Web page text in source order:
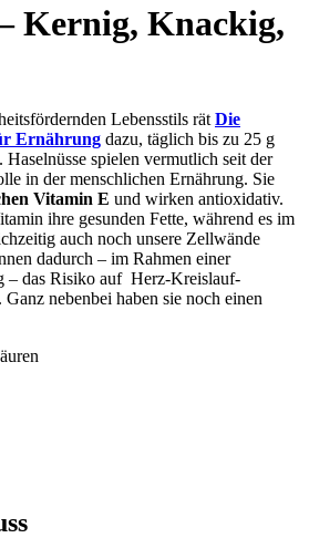
Kernig, Knackig,
Lebensstils rät Die
Ernährung dazu, täglich bis zu 25 g
Haselnüsse spielen vermutlich seit der
in der menschlichen Ernährung. Sie
Vitamin E und wirken antioxidativ.
ihre gesunden Fette, während es im
auch noch unsere Zellwände
dadurch – im Rahmen einer
– das Risiko auf Herz-Kreislauf-
nebenbei haben sie noch einen